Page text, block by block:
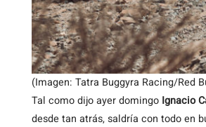
(Imagen: Tatra Buggyra Racing/Red
Tal como dijo ayer domingo Ignacio
desde tan atrás, saldría con todo en